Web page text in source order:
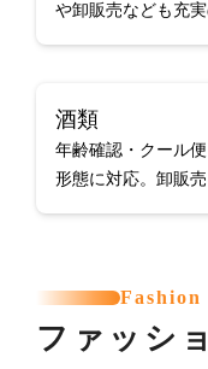
や卸販売なども充実
酒類
年齢確認・クール
形態に対応。卸販
Fashion
ファッシ